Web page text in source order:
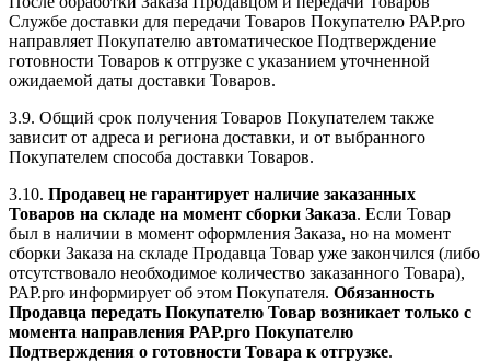
Службе доставки для передачи Товаров Покупателю РАР.pro
направляет Покупателю автоматическое Подтверждение
готовности Товаров к отгрузке с указанием уточненной
ожидаемой даты доставки Товаров.
3.9. Общий срок получения Товаров Покупателем также
зависит от адреса и региона доставки, и от выбранного
Покупателем способа доставки Товаров.
3.10. Продавец не гарантирует наличие заказанных
Товаров на складе на момент сборки Заказа. Если Товар
был в наличии в момент оформления Заказа, но на момент
сборки Заказа на складе Продавца Товар уже закончился (либо
отсутствовало необходимое количество заказанного Товара),
РАР.pro информирует об этом Покупателя. Обязанность
Продавца передать Покупателю Товар возникает только с
момента направления РАР.pro Покупателю
Подтверждения о готовности Товара к отгрузке.